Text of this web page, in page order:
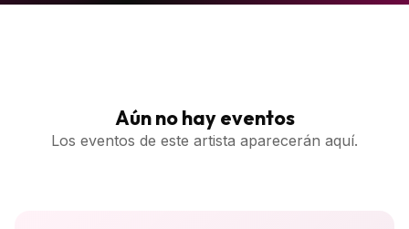
Aún no hay eventos
Los eventos de este artista aparecerán aquí.